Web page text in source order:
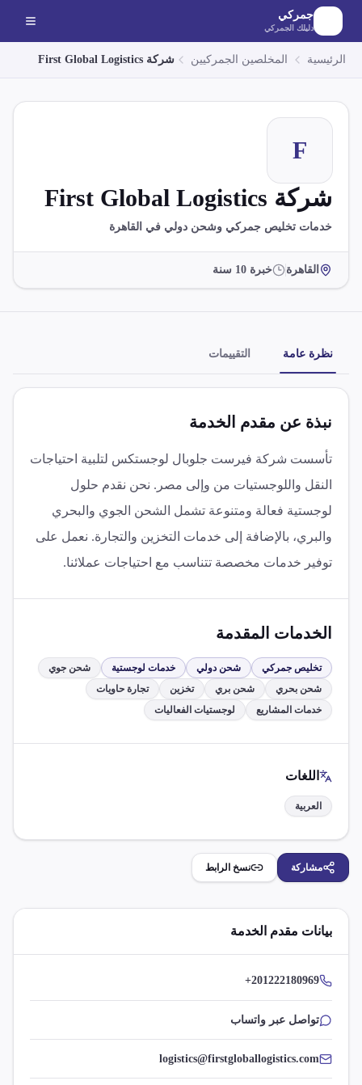
الانتقال إلى المحتوى الرئيسي
جمركي
دليلك الجمركي
الرئيسية المخلصين الجمركيين شركة First Global Logistics
F
شركة First Global Logistics
خدمات تخليص جمركي وشحن دولي في القاهرة
القاهرة خبرة 10 سنة
نظرة عامة التقييمات
نبذة عن مقدم الخدمة
تأسست شركة فيرست جلوبال لوجستكس لتلبية احتياجات
النقل واللوجستيات من وإلى مصر. نحن نقدم حلول
لوجستية فعالة ومتنوعة تشمل الشحن الجوي والبحري
والبري، بالإضافة إلى خدمات التخزين والتجارة. نعمل على
توفير خدمات مخصصة تتناسب مع احتياجات عملائنا.
الخدمات المقدمة
تخليص جمركي شحن دولي خدمات لوجستية
شحن جوي
شحن بحري
شحن بري تخزين
تجارة حاويات
خدمات المشاريع
لوجستيات الفعاليات
اللغات
العربية
مشاركة نسخ الرابط
بيانات مقدم الخدمة
+201222180969
تواصل عبر واتساب
logistics@firstgloballogistics.com